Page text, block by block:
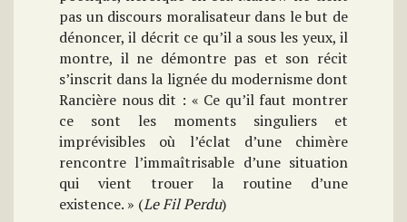
pas un discours moralisateur dans le but de
dénoncer, il décrit ce qu’il a sous les yeux, il
montre, il ne démontre pas et son récit
s’inscrit dans la lignée du modernisme dont
Rancière nous dit : « Ce qu’il faut montrer
ce sont les moments singuliers et
imprévisibles où l’éclat d’une chimère
rencontre l’immaîtrisable d’une situation
qui vient trouer la routine d’une
existence. » (Le Fil Perdu)